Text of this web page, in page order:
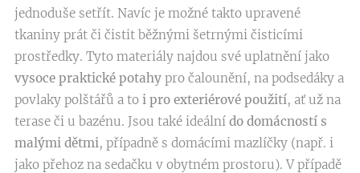
jednoduše setřít. Navíc je možné takto upravené
tkaniny prát či čistit běžnými šetrnými čisticími
prostředky. Tyto materiály najdou své uplatnění jako
vysoce praktické potahy pro čalounění, na podsedáky a
povlaky polštářů a to i pro exteriérové použití, ať už na
terase či u bazénu. Jsou také ideální do domácností s
malými dětmi, případně s domácími mazlíčky (např. i
jako přehoz na sedačku v obytném prostoru). V případě